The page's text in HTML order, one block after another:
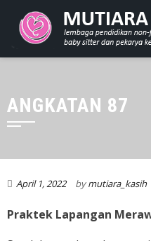
ANGKATAN 87
April 1, 2022 bymutiara_kasih
Praktek Lapangan